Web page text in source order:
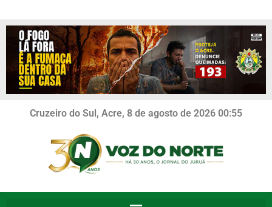
Cruzeiro do Sul, Acre, 8 de agosto de 2026 00:55